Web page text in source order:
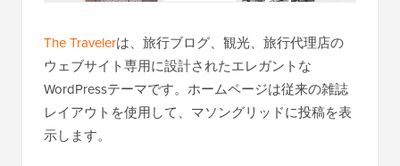
The Travelerは、旅行ブログ、観光、旅行代理店の
ウェブサイト専用に設計されたエレガントな
WordPressテーマです。ホームページは従来の雑誌
レイアウトを使用して、マソングリッドに投稿を表
示します。